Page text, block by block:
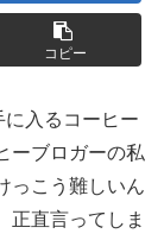
コピー
入るコーヒー
ーブロガーの私
っこう難しいん
正直言ってしま